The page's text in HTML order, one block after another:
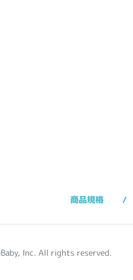
商品規格
Inc. All rights reserved.